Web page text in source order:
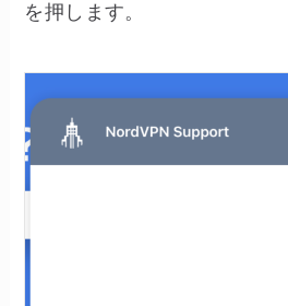
を押します。